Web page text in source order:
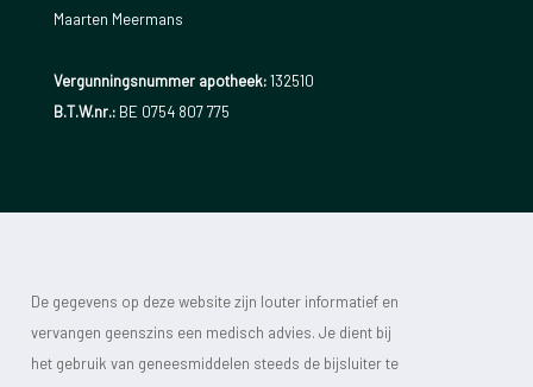
Maarten Meermans
Vergunningsnummer apotheek:132510
B.T.W.nr.:BE 0754 807 775
De gegevens op deze website zijn louter informatief en
vervangen geenszins een medisch advies. Je dient bij
het gebruik van geneesmiddelen steeds de bijsluiter te